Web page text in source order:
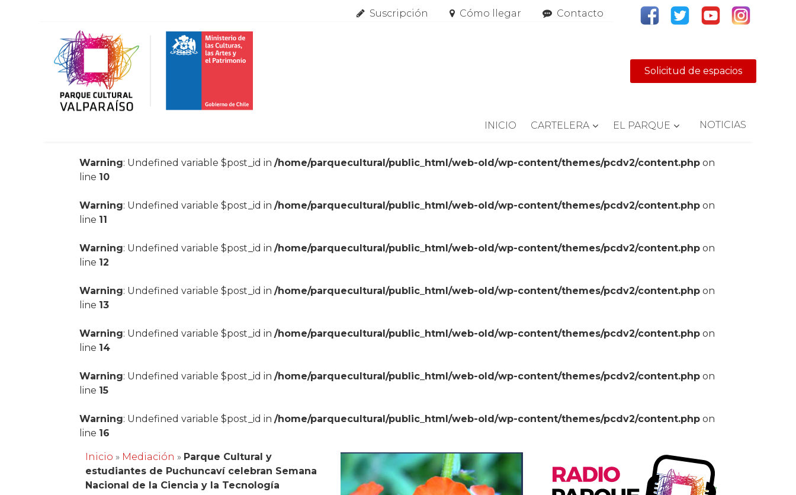
Suscripción Cómo llegar Contacto
Solicitud de espacios
INICIO CARTELERA EL PARQUE NOTICIAS
Warning: Undefined variable $post_id in/home/parquecultural/public_html/web-old/wp-content/themes/pcdv2/content.php on
line 10
Warning: Undefined variable $post_id in/home/parquecultural/public_html/web-old/wp-content/themes/pcdv2/content.php on
line 11
Warning: Undefined variable $post_id in/home/parquecultural/public_html/web-old/wp-content/themes/pcdv2/content.php on
line 12
Warning: Undefined variable $post_id in/home/parquecultural/public_html/web-old/wp-content/themes/pcdv2/content.php on
line 13
Warning: Undefined variable $post_id in/home/parquecultural/public_html/web-old/wp-content/themes/pcdv2/content.php on
line 14
Warning: Undefined variable $post_id in/home/parquecultural/public_html/web-old/wp-content/themes/pcdv2/content.php on
line 15
Warning: Undefined variable $post_id in/home/parquecultural/public_html/web-old/wp-content/themes/pcdv2/content.php on
line 16
Inicio » Mediación » Parque Cultural y
estudiantes de Puchuncaví celebran Semana
Nacional de la Ciencia y la Tecnología